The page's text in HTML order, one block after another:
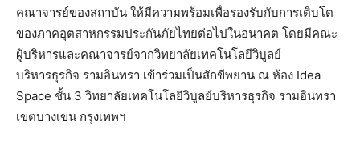
คณาจารย์ของสถาบัน ให้มีความพร้อมเพื่อรองรับกับการเติบโต
ของภาคอุตสาหกรรมประกันภัยไทยต่อไปในอนาคต โดยมีคณะ
ผู้บริหารและคณาจารย์จากวิทยาลัยเทคโนโลยีวิบูลย์
บริหารธุรกิจ รามอินทรา เข้าร่วมเป็นสักขีพยาน ณ ห้อง Idea
Space ชั้น 3 วิทยาลัยเทคโนโลยีวิบูลย์บริหารธุรกิจ รามอินทรา
เขตบางเขน กรุงเทพฯ